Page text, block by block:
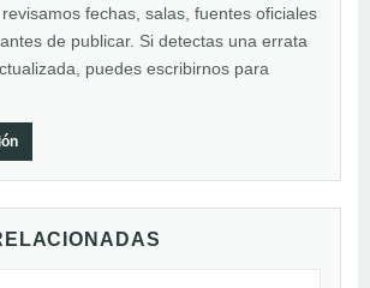
fechas, salas, fuentes oficiales
de publicar. Si detectas una errata
puedes escribirnos para